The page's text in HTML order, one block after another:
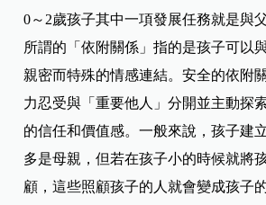
0～2歲孩子其中一項發展任務就是與
所謂的「依附關係」指的是孩子可以
親密而特殊的情感連結。安全的依附
力忍受與「重要他人」分開並主動探
的信任和價值感。一般來說，孩子建
多是母親，但若在孩子小的時候就將
顧，這些照顧孩子的人就會變成孩子